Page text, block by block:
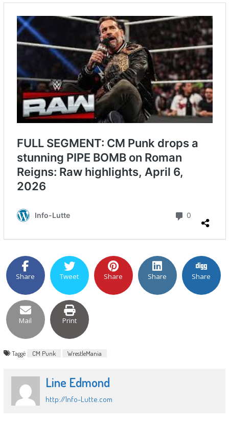
Share Tweet Share Share Share
Mail Print
Taggé CM Punk WrestleMania
Line Edmond
http://Info-Lutte.com